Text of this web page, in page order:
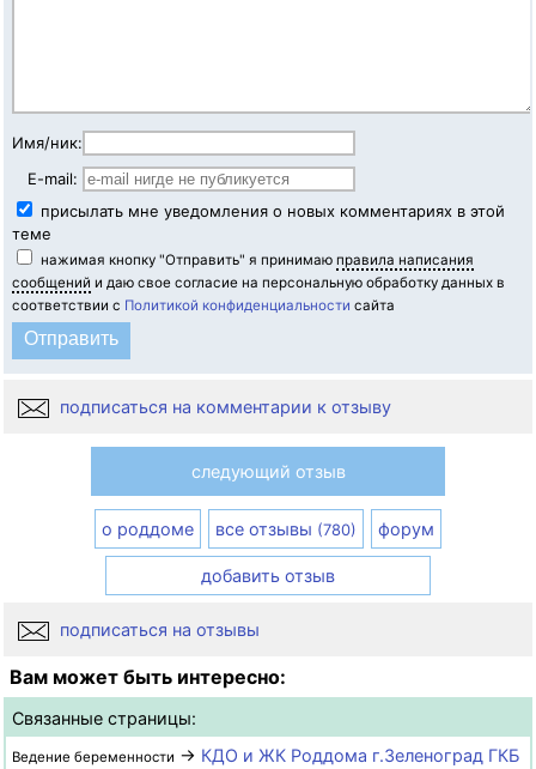
Имя/ник:
E-mail:
присылать мне уведомления о новых комментариях в этой
теме
нажимая кнопку "Отправить" я принимаю правила написания
сообщений и даю свое согласие на персональную обработку данных в
соответствии с Политикой конфиденциальности сайта
подписаться на комментарии к отзыву
следующий отзыв
о роддоме все отзывы (780) форум
добавить отзыв
подписаться на отзывы
Вам может быть интересно:
Связанные страницы:
Ведение беременности → КДО и ЖК Роддома г.Зеленоград ГКБ